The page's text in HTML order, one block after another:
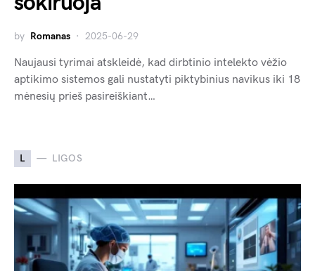
by Romanas 2025-06-29
Naujausi tyrimai atskleidė, kad dirbtinio intelekto vėžio
aptikimo sistemos gali nustatyti piktybinius navikus iki 18
mėnesių prieš pasireiškiant…
L LIGOS